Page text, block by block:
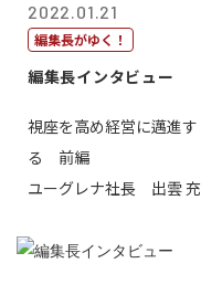
2022.01.21
編集長がゆく！
編集長インタビュー
視座を高め経営に邁進す
る 前編
ユーグレナ社長 出雲 充